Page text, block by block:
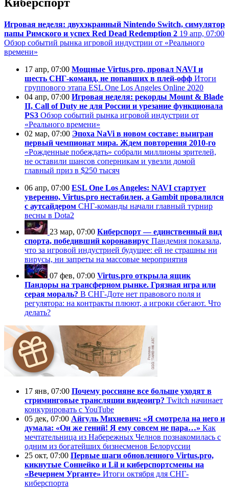
Игровая неделя: двухэкранный Nintendo Switch, симулятор
папы Римского и успех Red Dead Redemption 2 19 апр, 07:00
Обзор событий рынка игровой индустрии от «Реального
времени»
17 апр, 07:00 Мощные Virtus.pro, провал NAVI и
шесть СНГ-команд, не попавших в плей-офф Итоги
группового этапа ESL One Los Angeles Online 2020
04 апр, 07:00 Игровая неделя: рекорды Mount & Blade
II, Call of Duty не для России и урезание функционала
PS3 Обзор событий рынка игровой индустрии от
«Реального времени»
02 мар, 07:00 Эпоха NaVi в новом составе: выигран
первый чемпионат мира. Ждем повторения 2010-го
«Рожденные побеждать» собрали миллионы зрителей,
не оставили шансов соперникам и увезли домой
главный приз в $250 тысяч
06 апр, 07:00 ESL One Los Angeles: NAVI стартует
уверенно, Virtus.pro нестабилен, а Gambit провалился
с аутсайдером СНГ-команды начали главный турнир
весны в Dota2
23 мар, 07:00 Киберспорт — единственный вид
спорта, победивший коронавирус Пандемия показала,
что за игровой индустрией будущее: ей не страшны ни
вирусы, ни запреты на массовые мероприятия
07 фев, 07:00 Virtus.pro открыла ящик
Пандоры на трансферном рынке. Грязная игра или
серая мораль? В СНГ-Доте нет правового поля и
регулятора: на контракты плюют, а игроки сбегают. Что
делать?
17 янв, 07:00 Почему россияне все больше уходят в
стриминговые трансляции видеоигр? Twitch начинает
конкурировать с YouTube
05 дек, 07:00 Айгуль Михневич: «Я смотрела на него и
думала: «Он же гений! Я ему совсем не пара…» Как
мечтательница из Набережных Челнов познакомилась с
одним из богатейших бизнесменов Белоруссии
25 окт, 07:00 Первые шаги обновленного Virtus.pro,
кикнутые Соннейко и Lil и киберспортсмены на
«Вечернем Урганте» Итоги октября для СНГ-
киберспорта